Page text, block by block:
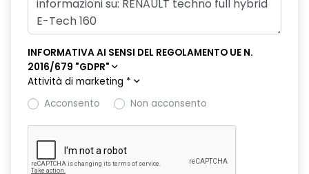
lunotto posteriore con funzione sbrinamento
multi-sense a 4 modalità
privacy glass
INFORMATIVA AI SENSI DEL REGOLAMENTO UE N.
2016/679 "GDPR"
Attività di marketing *
Acconsento
Non acconsento